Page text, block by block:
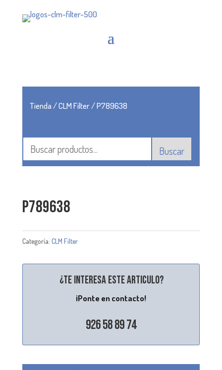
Tienda/CLM Filter/ P789638
Buscar
P789638
Categoría: CLM Filter
¿Te interesa este articulo?
¡Ponte en contacto!
926 58 89 74